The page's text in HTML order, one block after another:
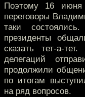
Поэтому 16 июня
переговоры
таки
президенты
сказать тет-а-
делегаций
продолжили
по итогам
на ряд вопросов.